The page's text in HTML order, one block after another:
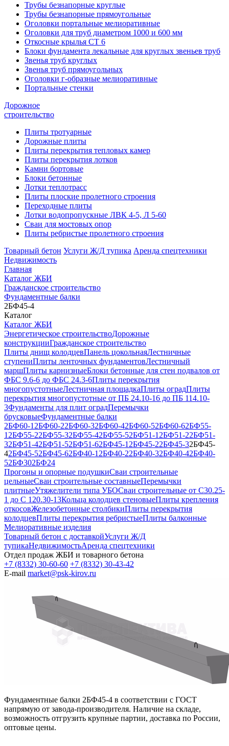
Трубы безнапорные круглые
Трубы безнапорные прямоугольные
Оголовки портальные мелиоративные
Оголовки для труб диаметром 1000 и 600 мм
Откосные крылья СТ 6
Блоки фундамента лекальные для круглых звеньев труб
Звенья труб круглых
Звенья труб прямоугольных
Оголовки г-образные мелиоративные
Портальные стенки
Дорожное
строительство
Плиты тротуарные
Дорожные плиты
Плиты перекрытия тепловых камер
Плиты перекрытия лотков
Камни бортовые
Блоки бетонные
Лотки теплотрасс
Плиты плоские пролетного строения
Переходные плиты
Лотки водопропускные ЛВК 4-5, Л 5-60
Сваи для мостовых опор
Плиты ребристые пролетного строения
Товарный бетон Услуги Ж/Д тупика Аренда спецтехники
Недвижимость
Главная
Каталог ЖБИ
Гражданское строительство
Фундаментные балки
2БФ45-4
Каталог
Каталог ЖБИ
Энергетическое строительствоДорожные
конструкцииГражданское строительство
Плиты днищ колодцевПанель цокольнаяЛестничные
ступениПлиты ленточных фундаментовЛестничный
маршПлиты карнизныеБлоки бетонные для стен подвалов от
ФБС 9.6-6 до ФБС 24.3-6Плиты перекрытия
многопустотныеЛестничная площадкаПлиты оградПлиты
перекрытия многопустотные от ПБ 24.10-16 до ПБ 114.10-
3Фундаменты для плит оградПеремычки
брусковыеФундаментные балки
2БФ60-1 2БФ60-22БФ60-32БФ60-42БФ60-52БФ60-62БФ55-
1 2БФ55-22БФ55-32БФ55-42БФ55-52БФ51-1 2БФ51-22БФ51-
32БФ51-42БФ51-52БФ51-62БФ45-1 2БФ45-22БФ45-32БФ45-
42БФ45-52БФ45-62БФ40-1 2БФ40-22БФ40-32БФ40-42БФ40-
52БФ302БФ24
Прогоны и опорные подушкиСваи строительные
цельныеСваи строительные составныеПеремычки
плитныеУтяжелители типа УБОСваи строительные от С30.25-
1 до С 120.30-13Кольца колодцев стеновыеПлиты крепления
откосовЖелезобетонные столбикиПлиты перекрытия
колодцевПлиты перекрытия ребристыеПлиты балконные
Мелиоративные изделия
Товарный бетон с доставкойУслуги Ж/Д
тупикаНедвижимостьАренда спецтехники
Отдел продаж ЖБИ и товарного бетона
+7 (8332) 30-60-60 +7 (8332) 30-43-42
E-mail market@psk-kirov.ru
Фундаментные балки 2БФ45-4 в соответствии с ГОСТ
напрямую от завода-производителя. Наличие на складе,
возможность отгрузить крупные партии, доставка по России,
оптовые цены.